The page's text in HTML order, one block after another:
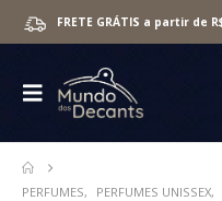
FRETE GRÁTIS a partir de
PERFUMES, PERFUMES UNISSEX,